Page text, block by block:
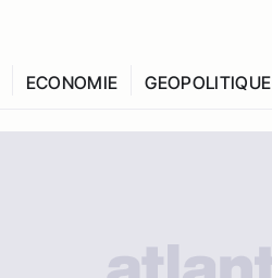
ECONOMIE GEOPOLITIQUE